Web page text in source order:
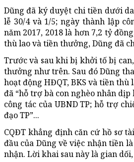
Dũng đã ký duyệt chi tiền dưới
lễ 30/4 và 1/5; ngày thành lập
năm 2017, 2018 là hơn 7,2 tỷ
thù lao và tiền thưởng, Dũng đã
Trước và sau khi bị khởi tố bị
thưởng như trên. Sau đó Dũng
hoạt động HĐQT, BKS và tiền
đã “hỗ trợ bà con nghèo nhân
công tác của UBND TP; hỗ trợ
đạo TP”...
CQĐT khẳng định căn cứ hồ sơ
đầu của Dũng về việc nhận tiền
nhận. Lời khai sau này là gian